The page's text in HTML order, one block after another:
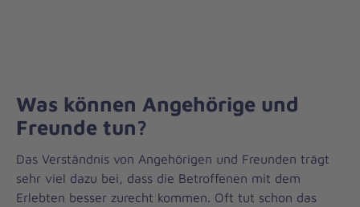
Was können Angehörige und
Freunde tun?
Das Verständnis von Angehörigen und Freunden trägt
sehr viel dazu bei, dass die Betroffenen mit dem
Erlebten besser zurecht kommen. Oft tut schon das